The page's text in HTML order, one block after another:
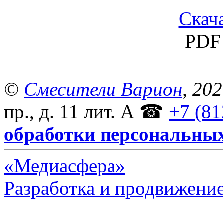
© Смесители Варион,
пр., д. 11 лит. А ☎ +7
обработки
«Медиасфера»
Разработка и